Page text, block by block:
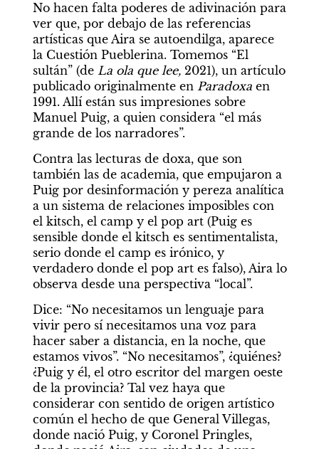
No hacen falta poderes de adivinación para
ver que, por debajo de las referencias
artísticas que Aira se autoendilga, aparece
la Cuestión Pueblerina. Tomemos “El
sultán” (de La ola que lee, 2021), un artículo
publicado originalmente en Paradoxa en
1991. Allí están sus impresiones sobre
Manuel Puig, a quien considera “el más
grande de los narradores”.
Contra las lecturas de doxa, que son
también las de academia, que empujaron a
Puig por desinformación y pereza analítica
a un sistema de relaciones imposibles con
el kitsch, el camp y el pop art (Puig es
sensible donde el kitsch es sentimentalista,
serio donde el camp es irónico, y
verdadero donde el pop art es falso), Aira lo
observa desde una perspectiva “local”.
Dice: “No necesitamos un lenguaje para
vivir pero sí necesitamos una voz para
hacer saber a distancia, en la noche, que
estamos vivos”. “No necesitamos”, ¿quiénes?
¿Puig y él, el otro escritor del margen oeste
de la provincia? Tal vez haya que
considerar con sentido de origen artístico
común el hecho de que General Villegas,
donde nació Puig, y Coronel Pringles,